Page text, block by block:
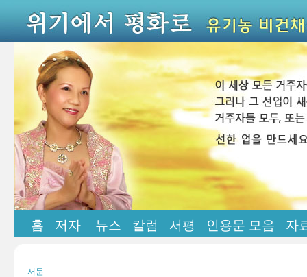
홈 저자 뉴스 칼럼 서평 인용문 모음 자
서문